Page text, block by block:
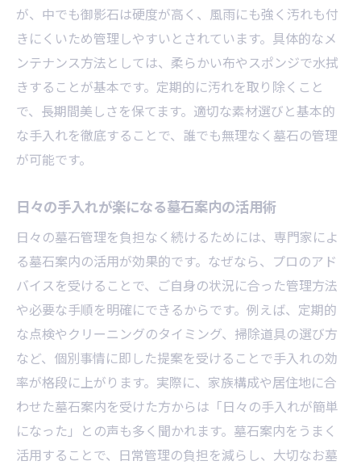
が、中でも御影石は硬度が高く、風雨にも強く汚れも付
きにくいため管理しやすいとされています。具体的なメ
ンテナンス方法としては、柔らかい布やスポンジで水拭
きすることが基本です。定期的に汚れを取り除くこと
で、長期間美しさを保てます。適切な素材選びと基本的
な手入れを徹底することで、誰でも無理なく墓石の管理
が可能です。
日々の手入れが楽になる墓石案内の活用術
日々の墓石管理を負担なく続けるためには、専門家によ
る墓石案内の活用が効果的です。なぜなら、プロのアド
バイスを受けることで、ご自身の状況に合った管理方法
や必要な手順を明確にできるからです。例えば、定期的
な点検やクリーニングのタイミング、掃除道具の選び方
など、個別事情に即した提案を受けることで手入れの効
率が格段に上がります。実際に、家族構成や居住地に合
わせた墓石案内を受けた方からは「日々の手入れが簡単
になった」との声も多く聞かれます。墓石案内をうまく
活用することで、日常管理の負担を減らし、大切なお墓